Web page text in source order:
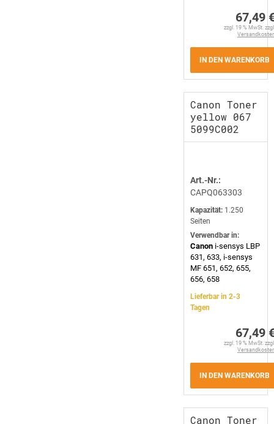
67,49
zzgl. 19 % MwSt.
IN DEN WARENKORB
Canon Toner
yellow 067
5099C002
Art.-Nr.:
CAPQ063303
Kapazität: 1.250
Seiten
Verwendbar in:
Canon i-sensys LBP
631, 633, i-sensys
MF 651, 652, 655,
656, 658
Lieferbar in 2-3
Tagen
67,49
zzgl. 19 % MwSt.
IN DEN WARENKORB
Canon Toner